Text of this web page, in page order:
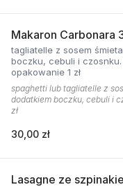
Makaron Carbonara
tagliatelle z sosem śmietankowym z dodatkiem
boczku, cebuli i czosnku.
opakowanie 1 zł
spaghetti lub tagliatelle z
dodatkiem boczku, cebuli i
zł
30,00 zł
Lasagne ze